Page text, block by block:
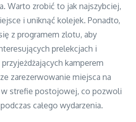
Warto zrobić to jak najszybciej,
i uniknąć kolejek. Ponadto,
z programem zlotu, aby
prelekcjach i
kamperem
zarezerwowanie miejsca na
strefie postojowej, co pozwoli
całego wydarzenia.